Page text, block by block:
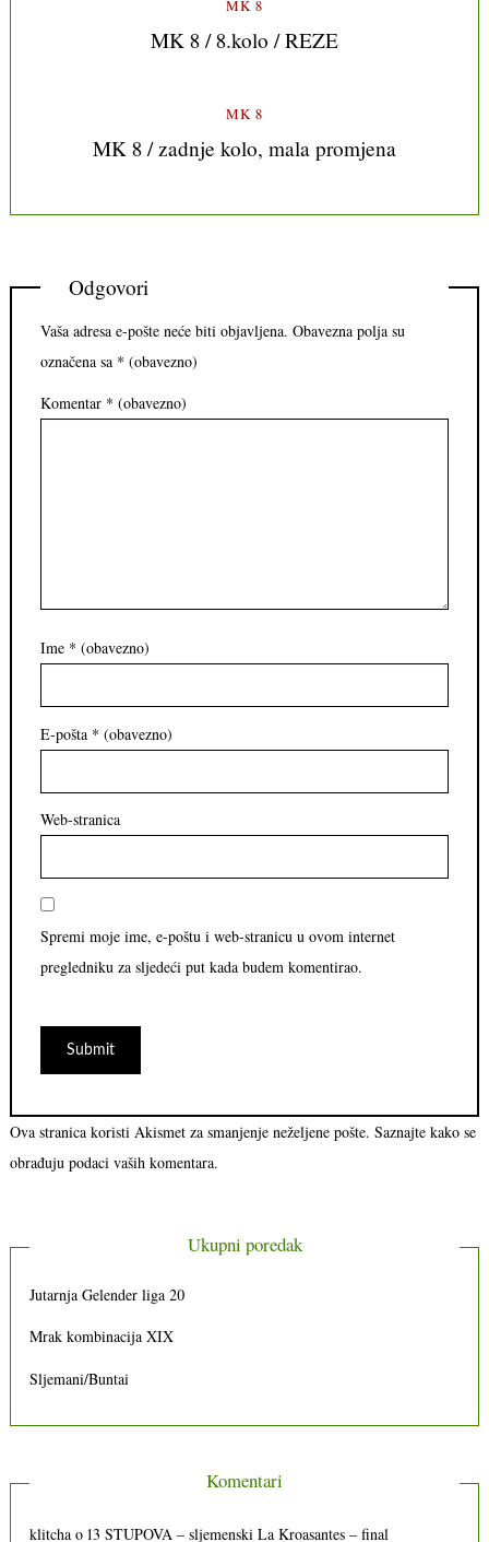
MK 8
MK 8 / 8.kolo / REZE
MK 8
MK 8 / zadnje kolo, mala promjena
Odgovori
Vaša adresa e-pošte neće biti objavljena. Obavezna polja su
označena sa * (obavezno)
Komentar * (obavezno)
Ime * (obavezno)
E-pošta * (obavezno)
Web-stranica
Spremi moje ime, e-poštu i web-stranicu u ovom internet
pregledniku za sljedeći put kada budem komentirao.
Ova stranica koristi Akismet za smanjenje neželjene pošte. Saznajte kako se
obrađuju podaci vaših komentara.
Ukupni poredak
Jutarnja Gelender liga 20
Mrak kombinacija XIX
Sljemani/Buntai
Komentari
klitcha o13 STUPOVA – sljemenski La Kroasantes – final